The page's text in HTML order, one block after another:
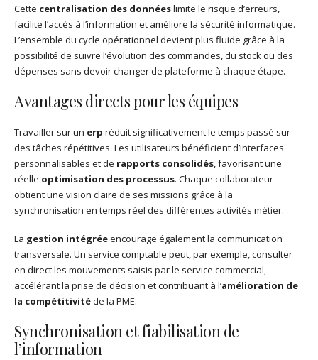
Cette centralisation des donnéeslimite le risque d’erreurs,
facilite l’accès à l’information et améliore la sécurité informatique.
L’ensemble du cycle opérationnel devient plus fluide grâce à la
possibilité de suivre l’évolution des commandes, du stock ou des
dépenses sans devoir changer de plateforme à chaque étape.
Avantages directs pour les équipes
Travailler sur un erp réduit significativement le temps passé sur
des tâches répétitives. Les utilisateurs bénéficient d’interfaces
personnalisables et de rapports consolidés, favorisant une
réelle optimisation des processus. Chaque collaborateur
obtient une vision claire de ses missions grâce à la
synchronisation en temps réel des différentes activités métier.
La gestion intégréeencourage également la communication
transversale. Un service comptable peut, par exemple, consulter
en direct les mouvements saisis par le service commercial,
accélérant la prise de décision et contribuant à l’amélioration de
la compétitivitéde la PME.
Synchronisation et fiabilisation de
l’information